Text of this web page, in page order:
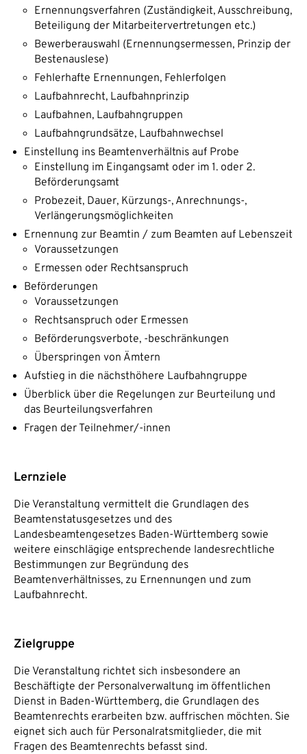
Ernennungsverfahren (Zuständigkeit, Ausschreibung,
Beteiligung der Mitarbeitervertretungen etc.)
Bewerberauswahl (Ernennungsermessen, Prinzip der
Bestenauslese)
Fehlerhafte Ernennungen, Fehlerfolgen
Laufbahnrecht, Laufbahnprinzip
Laufbahnen, Laufbahngruppen
Laufbahngrundsätze, Laufbahnwechsel
Einstellung ins Beamtenverhältnis auf Probe
Einstellung im Eingangsamt oder im 1. oder 2.
Beförderungsamt
Probezeit, Dauer, Kürzungs-, Anrechnungs-,
Verlängerungsmöglichkeiten
Ernennung zur Beamtin / zum Beamten auf Lebenszeit
Voraussetzungen
Ermessen oder Rechtsanspruch
Beförderungen
Voraussetzungen
Rechtsanspruch oder Ermessen
Beförderungsverbote, -beschränkungen
Überspringen von Ämtern
Aufstieg in die nächsthöhere Laufbahngruppe
Überblick über die Regelungen zur Beurteilung und
das Beurteilungsverfahren
Fragen der Teilnehmer/-innen
Lernziele
Die Veranstaltung vermittelt die Grundlagen des
Beamtenstatusgesetzes und des
Landesbeamtengesetzes Baden-Württemberg sowie
weitere einschlägige entsprechende landesrechtliche
Bestimmungen zur Begründung des
Beamtenverhältnisses, zu Ernennungen und zum
Laufbahnrecht.
Zielgruppe
Die Veranstaltung richtet sich insbesondere an
Beschäftigte der Personalverwaltung im öffentlichen
Dienst in Baden-Württemberg, die Grundlagen des
Beamtenrechts erarbeiten bzw. auffrischen möchten. Sie
eignet sich auch für Personalratsmitglieder, die mit
Fragen des Beamtenrechts befasst sind.